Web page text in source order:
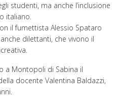
studenti, ma anche l’inclusione
italiano.
il fumettista Alessio Spataro
dilettanti, che vivono il
a Montopoli di Sabina il
docente Valentina Baldazzi,